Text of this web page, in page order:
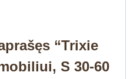
“Trixie
S 30-60